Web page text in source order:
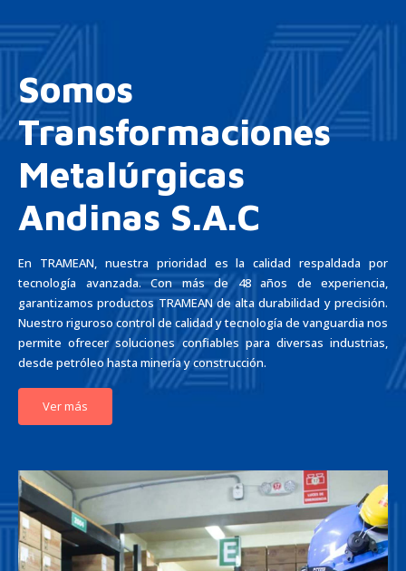
Somos
Transformaciones
Metalúrgicas
Andinas S.A.C
En TRAMEAN, nuestra prioridad es la calidad respaldada por
tecnología avanzada. Con más de 48 años de experiencia,
garantizamos productos TRAMEAN de alta durabilidad y precisión.
Nuestro riguroso control de calidad y tecnología de vanguardia nos
permite ofrecer soluciones confiables para diversas industrias,
desde petróleo hasta minería y construcción.
Ver más